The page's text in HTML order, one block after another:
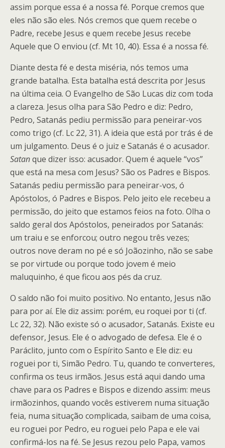
assim porque essa é a nossa fé. Porque cremos que
eles não são eles. Nós cremos que quem recebe o
Padre, recebe Jesus e quem recebe Jesus recebe
Aquele que O enviou (cf. Mt 10, 40). Essa é a nossa fé.
Diante desta fé e desta miséria, nós temos uma
grande batalha. Esta batalha está descrita por Jesus
na última ceia. O Evangelho de São Lucas diz com toda
a clareza. Jesus olha para São Pedro e diz: Pedro,
Pedro, Satanás pediu permissão para peneirar-vos
como trigo (cf. Lc 22, 31). A ideia que está por trás é de
um julgamento. Deus é o juiz e Satanás é o acusador.
Satanque dizer isso: acusador. Quem é aquele “vos”
que está na mesa com Jesus? São os Padres e Bispos.
Satanás pediu permissão para peneirar-vos, ó
Apóstolos, ó Padres e Bispos. Pelo jeito ele recebeu a
permissão, do jeito que estamos feios na foto. Olha o
saldo geral dos Apóstolos, peneirados por Satanás:
um traiu e se enforcou; outro negou três vezes;
outros nove deram no pé e só Joãozinho, não se sabe
se por virtude ou porque todo jovem é meio
maluquinho, é que ficou aos pés da cruz.
O saldo não foi muito positivo. No entanto, Jesus não
para por aí. Ele diz assim: porém, eu roquei por ti (cf.
Lc 22, 32). Não existe só o acusador, Satanás. Existe eu
defensor, Jesus. Ele é o advogado de defesa. Ele é o
Paráclito, junto com o Espírito Santo e Ele diz: eu
roguei por ti, Simão Pedro. Tu, quando te converteres,
confirma os teus irmãos. Jesus está aqui dando uma
chave para os Padres e Bispos e dizendo assim: meus
irmãozinhos, quando vocês estiverem numa situação
feia, numa situação complicada, saibam de uma coisa,
eu roguei por Pedro, eu roguei pelo Papa e ele vai
confirmá-los na fé. Se Jesus rezou pelo Papa, vamos